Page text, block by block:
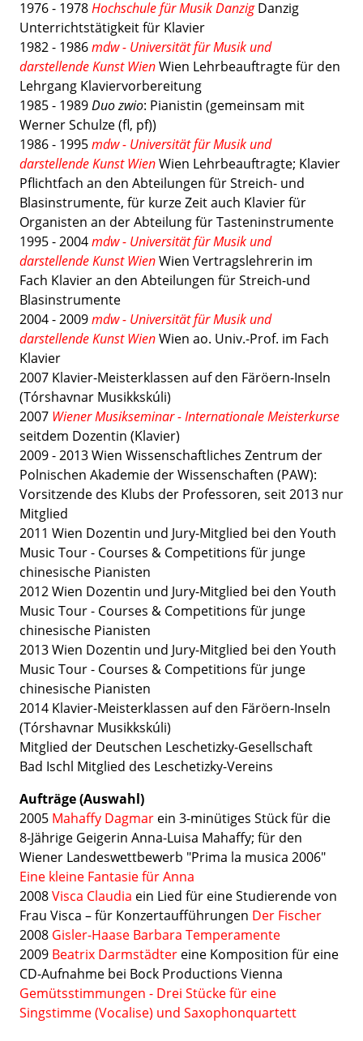
1976 - 1978Hochschule für Musik DanzigDanzig
Unterrichtstätigkeit für Klavier
1982 - 1986mdw - Universität für Musik und
darstellende Kunst WienWien Lehrbeauftragte für den
Lehrgang Klaviervorbereitung
1985 - 1989Duo zwio: Pianistin (gemeinsam mit
Werner Schulze (fl, pf))
1986 - 1995mdw - Universität für Musik und
darstellende Kunst WienWien Lehrbeauftragte; Klavier
Pflichtfach an den Abteilungen für Streich- und
Blasinstrumente, für kurze Zeit auch Klavier für
Organisten an der Abteilung für Tasteninstrumente
1995 - 2004mdw - Universität für Musik und
darstellende Kunst WienWien Vertragslehrerin im
Fach Klavier an den Abteilungen für Streich-und
Blasinstrumente
2004 - 2009mdw - Universität für Musik und
darstellende Kunst WienWien ao. Univ.-Prof. im Fach
Klavier
2007 Klavier-Meisterklassen auf den Färöern-Inseln
(Tórshavnar Musikkskúli)
2007 Wiener Musikseminar - Internationale Meisterkurse
seitdem Dozentin (Klavier)
2009 - 2013 Wien Wissenschaftliches Zentrum der
Polnischen Akademie der Wissenschaften (PAW):
Vorsitzende des Klubs der Professoren, seit 2013 nur
Mitglied
2011 Wien Dozentin und Jury-Mitglied bei den Youth
Music Tour - Courses & Competitions für junge
chinesische Pianisten
2012 Wien Dozentin und Jury-Mitglied bei den Youth
Music Tour - Courses & Competitions für junge
chinesische Pianisten
2013 Wien Dozentin und Jury-Mitglied bei den Youth
Music Tour - Courses & Competitions für junge
chinesische Pianisten
2014 Klavier-Meisterklassen auf den Färöern-Inseln
(Tórshavnar Musikkskúli)
Mitglied der Deutschen Leschetizky-Gesellschaft
Bad Ischl Mitglied des Leschetizky-Vereins
Aufträge (Auswahl)
2005 Mahaffy Dagmar ein 3-minütiges Stück für die
8-Jährige Geigerin Anna-Luisa Mahaffy; für den
Wiener Landeswettbewerb "Prima la musica 2006"
Eine kleine Fantasie für Anna
2008Visca Claudia ein Lied für eine Studierende von
Frau Visca – für Konzertaufführungen Der Fischer
2008 Gisler-Haase Barbara Temperamente
2009 Beatrix Darmstädter eine Komposition für eine
CD-Aufnahme bei Bock Productions Vienna
Gemütsstimmungen - Drei Stücke für eine
Singstimme (Vocalise) und Saxophonquartett